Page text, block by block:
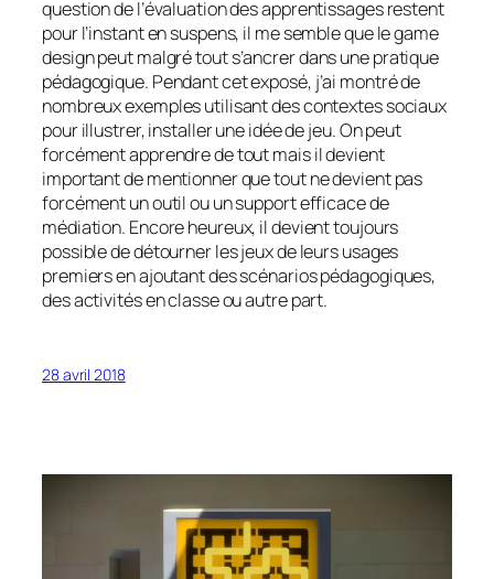
question de l’évaluation des apprentissages restent
pour l’instant en suspens, il me semble que legame
designpeut malgré tout s’ancrer dans une pratique
pédagogique. Pendant cet exposé, j’ai montré de
nombreux exemples utilisant des contextes sociaux
pour illustrer, installer une idée de jeu. On peut
forcément apprendre de tout mais il devient
important de mentionner que tout ne devient pas
forcément un outil ou un support efficace de
médiation. Encore heureux, il devient toujours
possible de détourner les jeux de leurs usages
premiers en ajoutant des scénarios pédagogiques,
des activités en classe ou autre part.
28 avril 2018